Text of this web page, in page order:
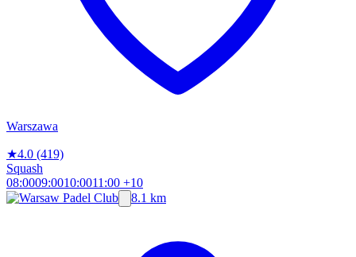
Warszawa
★4.0 (419)
Squash
08:0009:0010:0011:00 +10
8.1 km